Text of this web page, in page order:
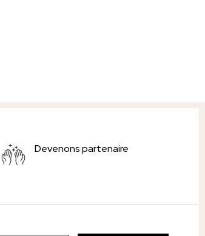
Devenons partenaire